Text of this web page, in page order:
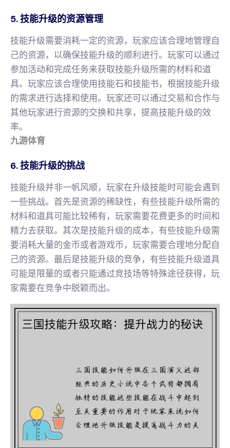
5. 技能升级的资源管理
技能升级需要消耗一定的资源，玩家应该合理地管理自
己的资源，以确保技能升级的顺利进行。玩家可以通过
参加活动和完成任务来获取技能升级所需的材料和道
具。玩家应该合理使用技能石和技能书，根据技能升级
的需求进行选择和使用。玩家还可以通过交易和合作与
其他玩家进行资源的交换和共享，提高技能升级的效
率。
九游体育
6. 技能升级的挑战
技能升级并非一帆风顺，玩家在升级技能时可能会遇到
一些挑战。首先是资源的稀缺性，有些技能升级所需的
材料和道具可能比较稀有，玩家需要花费更多的时间和
精力去获取。其次是技能升级的成本，有些技能升级需
要消耗大量的金币或者游戏币，玩家需要合理地分配自
己的资源。最后是技能升级的竞争，有些技能升级道具
可能是限量的或者只能通过竞技场等特殊途径获得，玩
家需要在竞争中脱颖而出。